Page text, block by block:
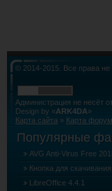
© 2014-2015. Все права не
Администрация не несёт
Design by «ARK4DA»
Карта сайта » Карта
Популярные
AVG Anti-Virus Free
Кнопка для скачивания
LibreOffice 4.4.1